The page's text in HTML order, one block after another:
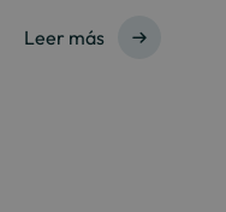
Leer más